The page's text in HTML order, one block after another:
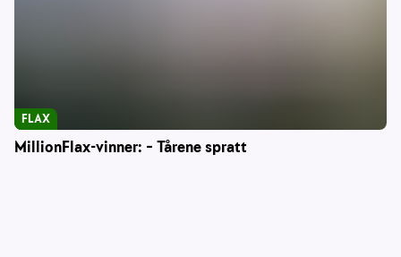
MillionFlax-vinner: – Tårene spratt
FLAX